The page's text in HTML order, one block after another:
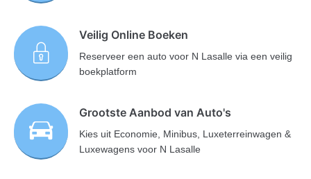
Veilig Online Boeken
Reserveer een auto voor N Lasalle via een veilig
boekplatform
Grootste Aanbod van Auto's
Kies uit Economie, Minibus, Luxeterreinwagen &
Luxewagens voor N Lasalle